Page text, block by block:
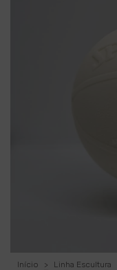
Início > Linha Escultura